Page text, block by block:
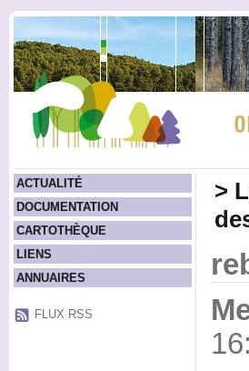
ACTUALITÉ
DOCUMENTATION
CARTOTHÈQUE
LIENS
ANNUAIRES
FLUX RSS
>